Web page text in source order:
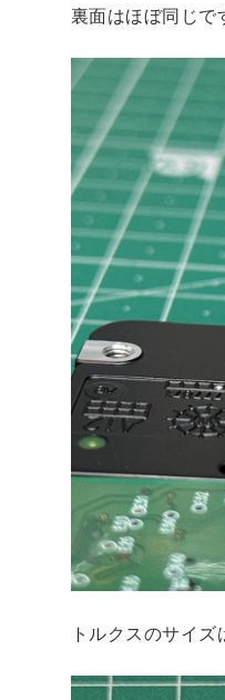
裏面はほぼ同じで
トルクスのサイズ